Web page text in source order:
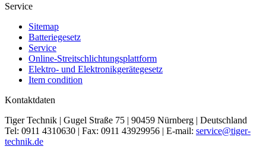
Service
Sitemap
Batteriegesetz
Service
Online-Streitschlichtungsplattform
Elektro- und Elektronikgerätegesetz
Item condition
Kontaktdaten
Tiger Technik | Gugel Straße 75 | 90459 Nürnberg | Deutschland
Tel: 0911 4310630 | Fax: 0911 43929956 | E-mail: service@tiger-
technik.de